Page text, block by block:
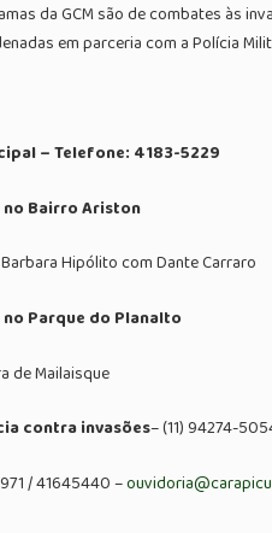
da GCM são de combates às
em parceria com a Polícia
– Telefone: 4183-5229
no Bairro Ariston
Hipólito com Dante Carraro
Parque do Planalto
de Mailaisque
contra invasões– (11) 94274-
/ 41645440 –